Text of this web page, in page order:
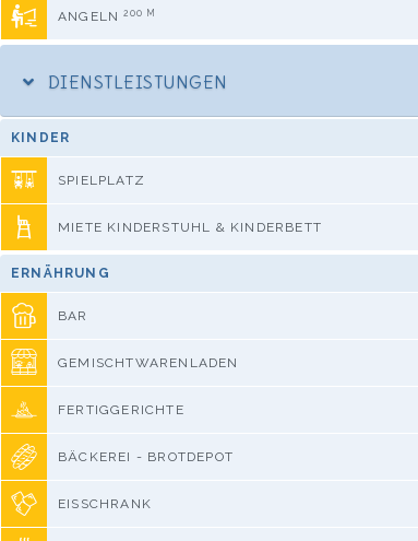
ANGELN200 M
DIENSTLEISTUNGEN
KINDER
SPIELPLATZ
MIETE KINDERSTUHL & KINDERBETT
ERNÄHRUNG
BAR
GEMISCHTWARENLADEN
FERTIGGERICHTE
BÄCKEREI - BROTDEPOT
EISSCHRANK